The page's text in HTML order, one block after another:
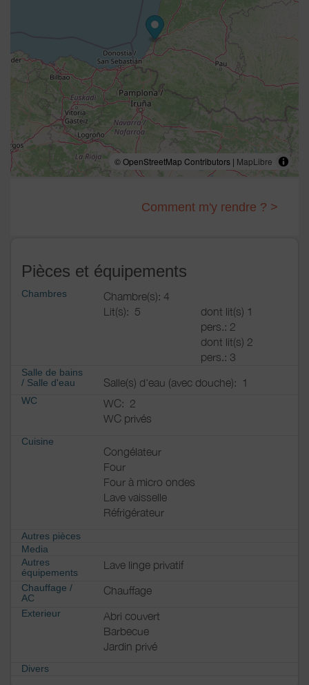
© OpenStreetMap Contributors | MapLibre
Comment m'y rendre ? >
Pièces et équipements
Chambres
Chambre(s): 4
Lit(s): 5
dont lit(s) 1
pers.: 2
dont lit(s) 2
pers.: 3
Salle de bains
/ Salle d'eau Salle(s) d'eau (avec douche): 1
WC WC: 2
WC privés
Cuisine
Congélateur
Four
Four à micro ondes
Lave vaisselle
Réfrigérateur
Autres pièces
Media
Autres
équipements
Lave linge privatif
Chauffage /
AC
Chauffage
Exterieur
Abri couvert
Barbecue
Jardin privé
Divers